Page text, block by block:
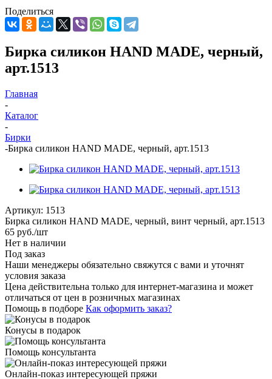
Поделиться
Бирка силикон HAND MADE, черный,
арт.1513
Главная
-
Каталог
-
Бирки
-Бирка силикон HAND MADE, черный, арт.1513
Артикул: 1513
Бирка силикон HAND MADE, черный, винт черный, арт.1513
65 руб./шт
Нет в наличии
Под заказ
Наши менеджеры обязательно свяжутся с вами и уточнят
условия заказа
Цена действительна только для интернет-магазина и может
отличаться от цен в розничных магазинах
Помощь в подборе Как оформить заказ?
Конусы в подарок
Помощь консультанта
Онлайн-показ интересующей пряжи